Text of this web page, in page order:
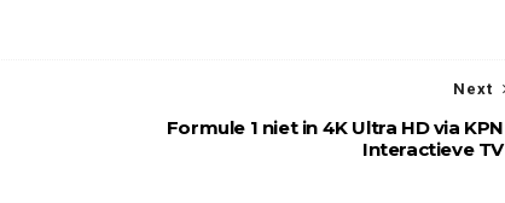
Next
Formule 1 niet in 4K Ultra HD via KPN
Interactieve TV